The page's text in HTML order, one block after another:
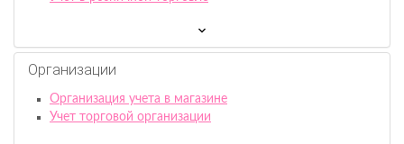
Организации
Организация учета в магазине
Учет торговой организации